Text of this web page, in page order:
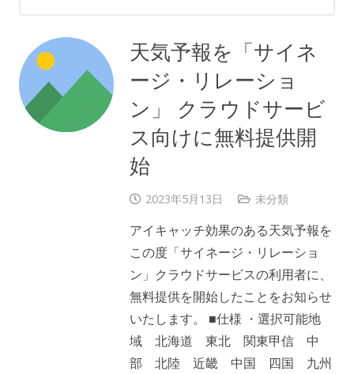
天気予報を「サイネ
ージ・リレーショ
ン」 クラウドサービ
ス向けに無料提供開
始
2023年5月13日 未分類
アイキャッチ効果のある天気予報を
この度「サイネージ・リレーショ
ン」クラウドサービスの利用者に、
無料提供を開始したことをお知らせ
いたします。 ■仕様 ・選択可能地
域 北海道 東北 関東甲信 中
部 北陸 近畿 中国 四国 九州